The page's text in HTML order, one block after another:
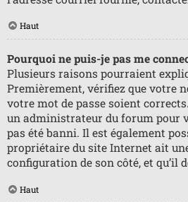
Haut
Pourquoi ne puis-je pas me
Plusieurs raisons pourraient
Premièrement, vérifiez que votre
votre mot de passe soient
un administrateur du forum pour
pas été banni. Il est également
propriétaire du site Internet ait
configuration de son côté, et qu’il
Haut